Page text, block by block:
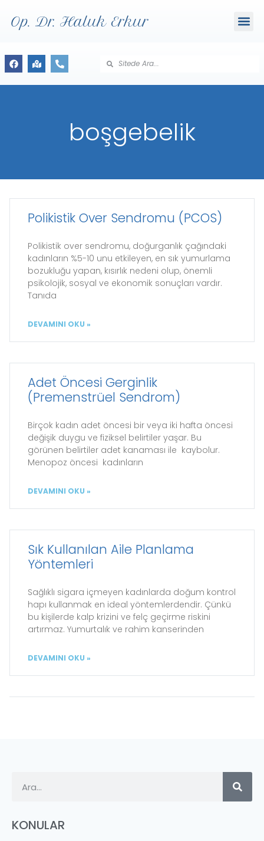
Op. Dr. Haluk Erkur
boşgebelik
Polikistik Over Sendromu (PCOS)
Polikistik over sendromu, doğurganlık çağındaki
kadınların %5-10 unu etkileyen, en sık yumurlama
bozukluğu yapan, kısırlık nedeni olup, önemli
psikolojik, sosyal ve ekonomik sonuçları vardır.
Tanıda
DEVAMINI OKU »
Adet Öncesi Gerginlik
(Premenstrüel Sendrom)
Birçok kadın adet öncesi bir veya iki hafta öncesi
değişik duygu ve fiziksel belirtiler yaşar. Bu
görünen belirtiler adet kanaması ile kaybolur.
Menopoz öncesi kadınların
DEVAMINI OKU »
Sık Kullanılan Aile Planlama
Yöntemleri
Sağlıklı sigara içmeyen kadınlarda doğum kontrol
hapı kullanmak en ideal yöntemlerdendir. Çünkü
bu kişilerde kalp krizini ve felç geçirme riskini
artırmaz. Yumurtalık ve rahim kanserinden
DEVAMINI OKU »
KONULAR